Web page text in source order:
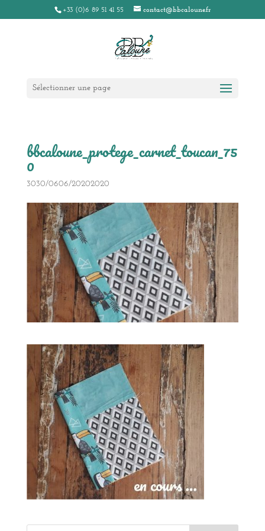
+33 (0)6 89 51 41 55 contact@bbcaloune.fr
Sélectionner une page
bbcaloune_protege_carnet_toucan_75
0
3030/0606/20202020